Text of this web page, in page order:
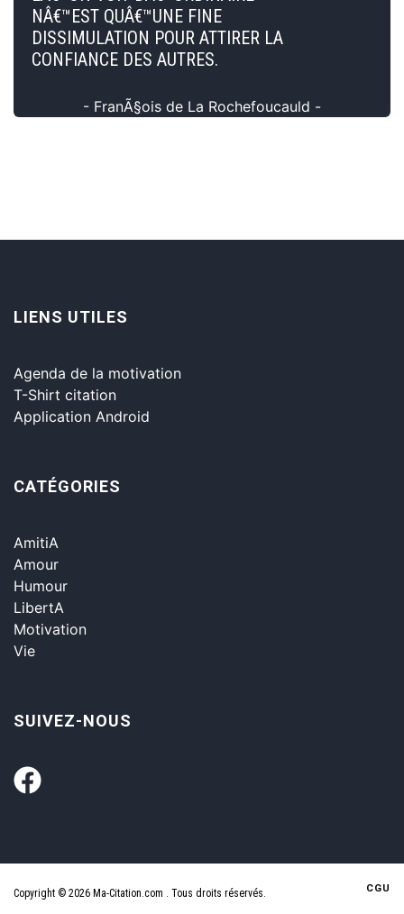
NÂ€™EST QUÂ€™UNE FINE
DISSIMULATION POUR ATTIRER LA
CONFIANCE DES AUTRES.
- FranÃ§ois de La Rochefoucauld -
LIENS UTILES
Agenda de la motivation
T-Shirt citation
Application Android
CATÉGORIES
AmitiA
Amour
Humour
LibertA
Motivation
Vie
SUIVEZ-NOUS
Copyright © 2026 Ma-Citation.com . Tous droits réservés. CGU